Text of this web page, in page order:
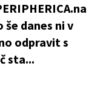
danes ni v
odpravit s
sta...